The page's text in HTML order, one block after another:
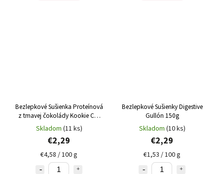
Bezlepkové Sušienka Proteínová
z tmavej čokolády Kookie Cat
50g
Skladom (11 ks)
€2,29
€4,58 / 100 g
Bezlepkové Sušienky Digestive
Gullón 150g
Skladom (10 ks)
€2,29
€1,53 / 100 g